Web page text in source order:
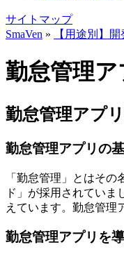
サイトマップ
SmaVen » 【用途別】
勤怠管理
勤怠管理アプ
勤怠管理アプリの
「勤怠管理」とはそ
ド」が採用されてい
えています。勤怠管理
勤怠管理アプリを